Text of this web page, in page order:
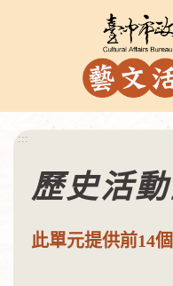
:::
歷史活
此單元提供前14